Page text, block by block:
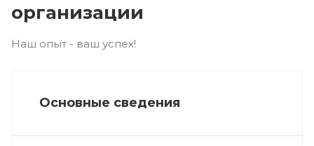
организации
Наш опыт - ваш успех!
Основные сведения